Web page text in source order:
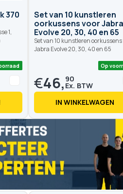
370
1,
Op voorraad
Set van 10 kunstleren
oorkussens voor Jabra
Evolve 20, 30, 40 en 65
Set van 10 kunstleren oorkussens
Jabra Evolve 20, 30, 40 en 65
€46, 90
IN WINKELWAGEN